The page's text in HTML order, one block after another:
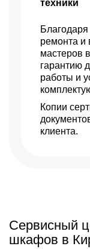
техники
ремонта и
мастеров
гарантию
работы и
Копии
клиента.
Сервисный
шкафов в